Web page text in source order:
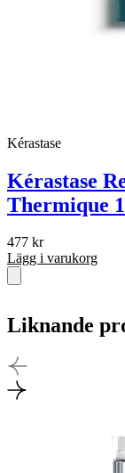
Kérastase
Kérastase
Thermique
477 kr
Lägg i varukorg
Liknande